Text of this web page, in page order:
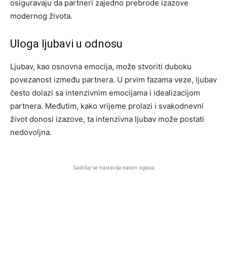
osiguravaju da partneri zajedno prebrode izazove
modernog života.
Uloga ljubavi u odnosu
Ljubav, kao osnovna emocija, može stvoriti duboku
povezanost između partnera. U prvim fazama veze, ljubav
često dolazi sa intenzivnim emocijama i idealizacijom
partnera. Međutim, kako vrijeme prolazi i svakodnevni
život donosi izazove, ta intenzivna ljubav može postati
nedovoljna.
Sadržaj se nastavlja nakon oglasa